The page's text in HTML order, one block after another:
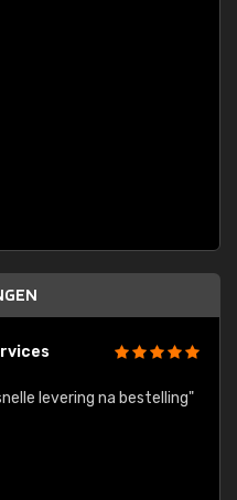
levering na bestelling"